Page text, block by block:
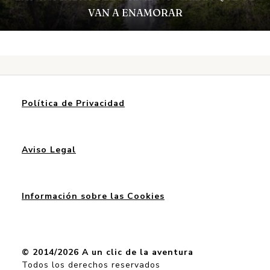
VAN A ENAMORAR
Política de Privacidad
Aviso Legal
Información sobre las Cookies
© 2014/2026 A un clic de la aventura
Todos los derechos reservados